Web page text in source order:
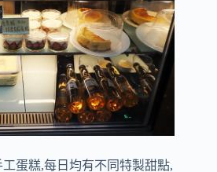
蛋糕,每日均有不同特製甜點,